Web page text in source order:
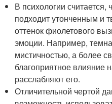
В психологии
подходит утонченным и
оттенок фиолетового
эмоции. Например,
мистичностью, а более
благоприятное влияние
расслабляют его.
Отличительной чертой